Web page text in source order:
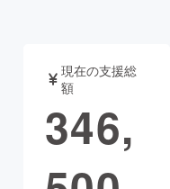
書籍・雑誌
チャレンジ
現在の支援総
額
346,